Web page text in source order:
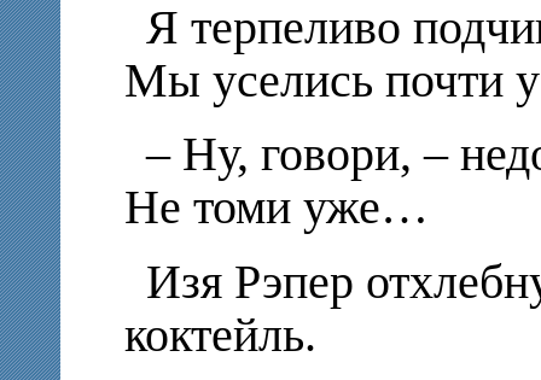
Я терпеливо
Мы уселись почти
– Ну, говори, –
Не томи уже…
Изя Рэпер
коктейль.